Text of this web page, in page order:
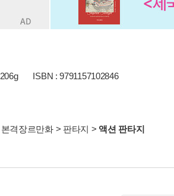
206g ISBN : 9791157102846
본격장르만화> 판타지 > 액션 판타지